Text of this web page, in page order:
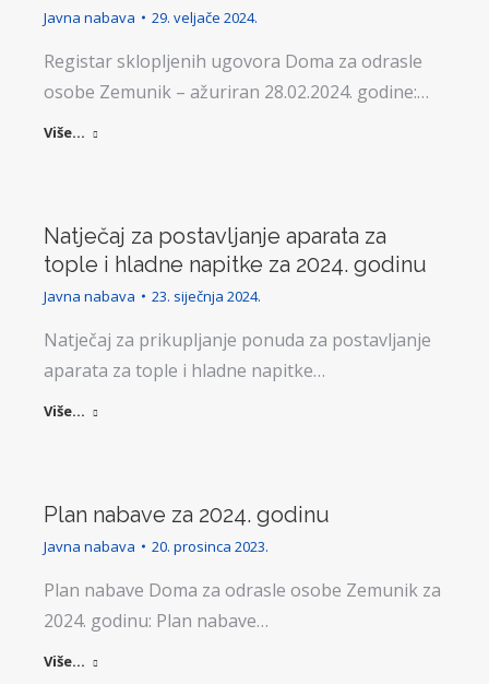
Javna nabava 29. veljače 2024.
Registar sklopljenih ugovora Doma za odrasle
osobe Zemunik – ažuriran 28.02.2024. godine:…
Više...
Natječaj za postavljanje aparata za
tople i hladne napitke za 2024. godinu
Javna nabava 23. siječnja 2024.
Natječaj za prikupljanje ponuda za postavljanje
aparata za tople i hladne napitke…
Više...
Plan nabave za 2024. godinu
Javna nabava 20. prosinca 2023.
Plan nabave Doma za odrasle osobe Zemunik za
2024. godinu: Plan nabave…
Više...